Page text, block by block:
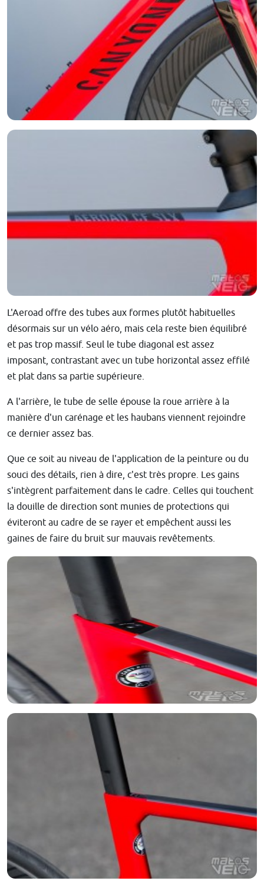
L'Aeroad offre des tubes aux formes plutôt habituelles
désormais sur un vélo aéro, mais cela reste bien équilibré
et pas trop massif. Seul le tube diagonal est assez
imposant, contrastant avec un tube horizontal assez effilé
et plat dans sa partie supérieure.
A l'arrière, le tube de selle épouse la roue arrière à la
manière d'un carénage et les haubans viennent rejoindre
ce dernier assez bas.
Que ce soit au niveau de l'application de la peinture ou du
souci des détails, rien à dire, c'est très propre. Les gains
s'intègrent parfaitement dans le cadre. Celles qui touchent
la douille de direction sont munies de protections qui
éviteront au cadre de se rayer et empêchent aussi les
gaines de faire du bruit sur mauvais revêtements.